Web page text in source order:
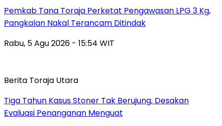
Pemkab Tana Toraja Perketat Pengawasan LPG 3 Kg,
Pangkalan Nakal Terancam Ditindak
Rabu, 5 Agu 2026 - 15:54 WIT
Berita Toraja Utara
Tiga Tahun Kasus Stoner Tak Berujung, Desakan
Evaluasi Penanganan Menguat